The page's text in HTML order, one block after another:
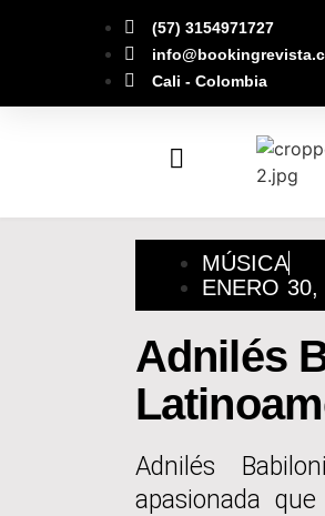
(57) 3154971727
Cali - Colombia
MÚSICA
ENERO 30,
Adnilés
Adnilés
apasionada